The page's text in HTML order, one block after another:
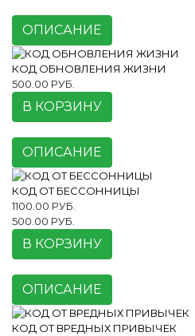
ОПИСАНИЕ
КОД ОБНОВЛЕНИЯ ЖИЗНИ
500.00 РУБ.
В КОРЗИНУ
ОПИСАНИЕ
КОД ОТ БЕССОННИЦЫ
1100.00 РУБ.
500.00 РУБ.
В КОРЗИНУ
ОПИСАНИЕ
КОД ОТ ВРЕДНЫХ ПРИВЫЧЕК